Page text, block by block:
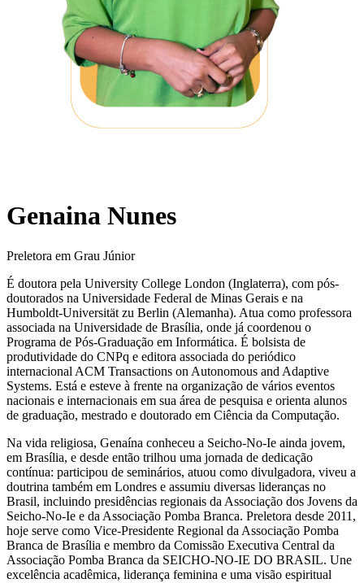
Genaina Nunes
Preletora em Grau Júnior
É doutora pela University College London (Inglaterra), com pós-
doutorados na Universidade Federal de Minas Gerais e na
Humboldt-Universität zu Berlin (Alemanha). Atua como professora
associada na Universidade de Brasília, onde já coordenou o
Programa de Pós-Graduação em Informática. É bolsista de
produtividade do CNPq e editora associada do periódico
internacional ACM Transactions on Autonomous and Adaptive
Systems. Está e esteve à frente na organização de vários eventos
nacionais e internacionais em sua área de pesquisa e orienta alunos
de graduação, mestrado e doutorado em Ciência da Computação.
Na vida religiosa, Genaína conheceu a Seicho-No-Ie ainda jovem,
em Brasília, e desde então trilhou uma jornada de dedicação
contínua: participou de seminários, atuou como divulgadora, viveu a
doutrina também em Londres e assumiu diversas lideranças no
Brasil, incluindo presidências regionais da Associação dos Jovens da
Seicho-No-Ie e da Associação Pomba Branca. Preletora desde 2011,
hoje serve como Vice-Presidente Regional da Associação Pomba
Branca de Brasília e membro da Comissão Executiva Central da
Associação Pomba Branca da SEICHO-NO-IE DO BRASIL. Une
excelência acadêmica, liderança feminina e uma visão espiritual